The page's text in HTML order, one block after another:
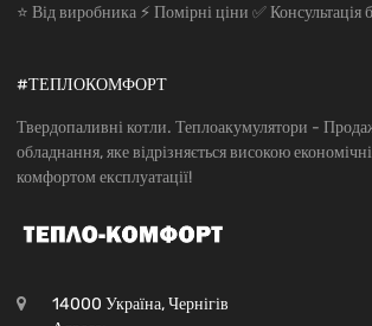
⭐ Від виробника ⚡ Помірні ціни ✅ Консультація
#ТЕПЛОКОМФОРТ
Твердопаливні котли. Теплоакумулятори -
обладнання, яке відрізняється високою
комфортом експлуатації!
14000 Україна, Чернігів